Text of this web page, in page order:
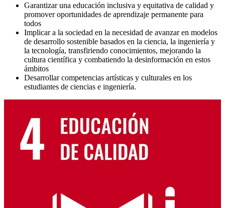
Garantizar una educación inclusiva y equitativa de calidad y
promover oportunidades de aprendizaje permanente para
todos
Implicar a la sociedad en la necesidad de avanzar en modelos
de desarrollo sostenible basados en la ciencia, la ingeniería y
la tecnología, transfiriendo conocimientos, mejorando la
cultura científica y combatiendo la desinformación en estos
ámbitos
Desarrollar competencias artísticas y culturales en los
estudiantes de ciencias e ingeniería.